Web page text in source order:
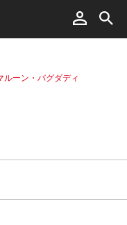
ルーン・バグダディ